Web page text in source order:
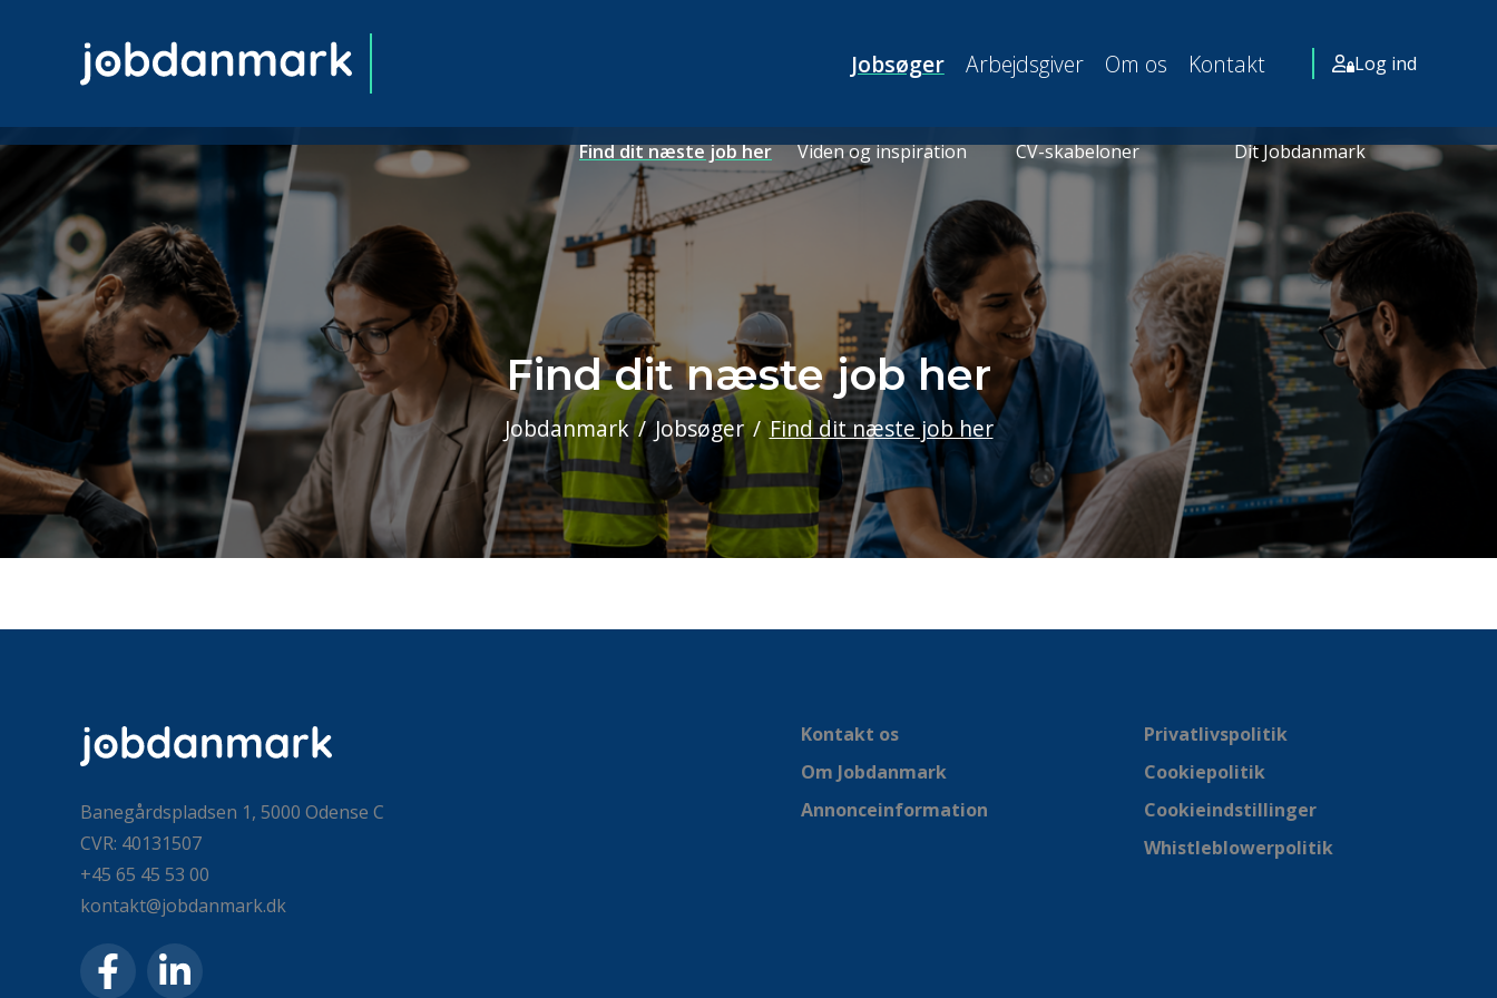
Jobsøger
Find dit næste job her Viden og inspiration CV-skabeloner Dit Jobdanmark
Arbejdsgiver Om os Kontakt Log ind
Find dit næste job her
Jobdanmark Jobsøger Find dit næste job her
Banegårdspladsen 1, 5000 Odense C
CVR: 40131507
+45 65 45 53 00
kontakt@jobdanmark.dk
Kontakt os
Om Jobdanmark
Annonceinformation
Privatlivspolitik
Cookiepolitik
Cookieindstillinger
Whistleblowerpolitik